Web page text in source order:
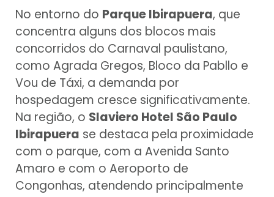
No entorno do Parque Ibirapuera, que
concentra alguns dos blocos mais
concorridos do Carnaval paulistano,
como Agrada Gregos, Bloco da Pabllo e
Vou de Táxi, a demanda por
hospedagem cresce significativamente.
Na região, o Slaviero Hotel São Paulo
Ibirapuera se destaca pela proximidade
com o parque, com a Avenida Santo
Amaro e com o Aeroporto de
Congonhas, atendendo principalmente